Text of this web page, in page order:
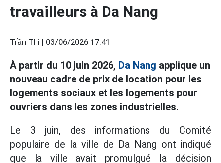
travailleurs à Da Nang
Trần Thi | 03/06/2026 17:41
À partir du 10 juin 2026, Da Nang applique un
nouveau cadre de prix de location pour les
logements sociaux et les logements pour
ouvriers dans les zones industrielles.
Le 3 juin, des informations du Comité
populaire de la ville de Da Nang ont indiqué
que la ville avait promulgué la décision